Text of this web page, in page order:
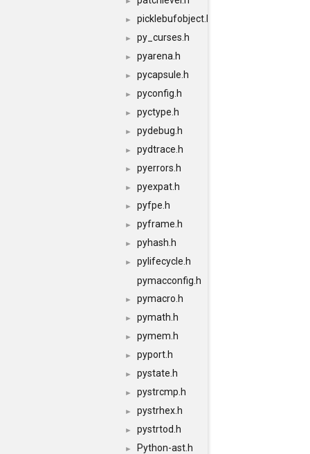
► picklebufobject.h
► py_curses.h
► pyarena.h
► pycapsule.h
► pyconfig.h
► pyctype.h
► pydebug.h
► pydtrace.h
► pyerrors.h
► pyexpat.h
► pyfpe.h
► pyframe.h
► pyhash.h
►
pylifecycle.h
pymacconfig.h
► pymacro.h
► pymath.h
► pymem.h
► pyport.h
► pystate.h
► pystrcmp.h
► pystrhex.h
► pystrtod.h
►
Python-ast.h